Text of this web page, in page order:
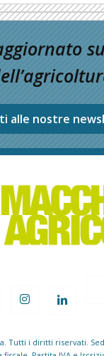
alle nostre
Tutti i diritti riservati.